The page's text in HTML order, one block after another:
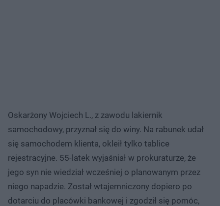
Oskarżony Wojciech L., z zawodu lakiernik
samochodowy, przyznał się do winy. Na rabunek udał
się samochodem klienta, okleił tylko tablice
rejestracyjne. 55-latek wyjaśniał w prokuraturze, że
jego syn nie wiedział wcześniej o planowanym przez
niego napadzie. Został wtajemniczony dopiero po
dotarciu do placówki bankowej i zgodził się pomóc,